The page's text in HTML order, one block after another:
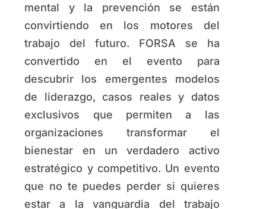
mental y la prevención se están
convirtiendo en los motores del
trabajo del futuro. FORSA se ha
convertido en el evento para
descubrir los emergentes modelos
de liderazgo, casos reales y datos
exclusivos que permiten a las
organizaciones transformar el
bienestar en un verdadero activo
estratégico y competitivo. Un evento
que no te puedes perder si quieres
estar a la vanguardia del trabajo